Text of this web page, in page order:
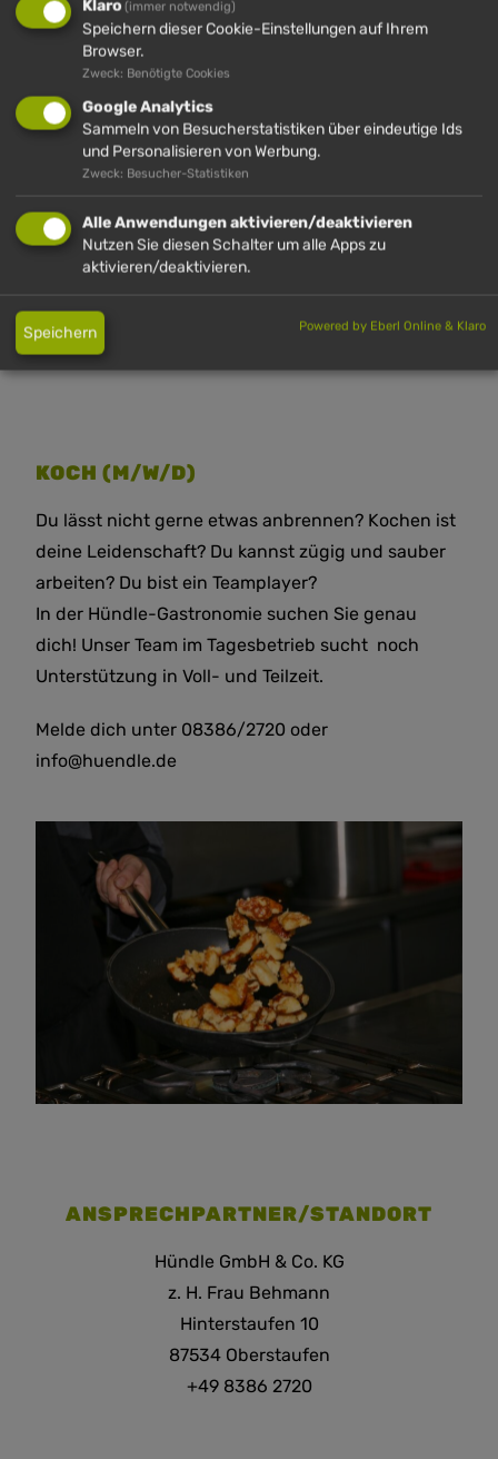
Du hast Spaß im Umgang mit Gästen? Du hilfst
gerne Kindern und allen anderen Gästen die deine
Unterstützung beim Ein- und Ausstieg benötigen?
Du bist in erster Linie für die Abwicklung und
Überwachung des täglichen Betriebes unserer
Seilbahn- und Liftanlagen zuständig. Hast Du Lust
unser Team zu vergrößern?
info@huendle.de
KOCH (M/W/D)
Du lässt nicht gerne etwas anbrennen? Kochen ist
deine Leidenschaft? Du kannst zügig und sauber
arbeiten? Du bist ein Teamplayer?
In der Hündle-Gastronomie suchen Sie genau
dich! Unser Team im Tagesbetrieb sucht noch
Unterstützung in Voll- und Teilzeit.
Melde dich unter 08386/2720 oder
info@huendle.de
ANSPRECHPARTNER/STANDORT
Hündle GmbH & Co. KG
z. H. Frau Behmann
Hinterstaufen 10
87534 Oberstaufen
+49 8386 2720
Klaro (immer notwendig)
Speichern dieser Cookie-Einstellungen auf Ihrem
Browser.
Zweck: Benötigte Cookies
Google Analytics
Sammeln von Besucherstatistiken über eindeutige Ids
und Personalisieren von Werbung.
Zweck: Besucher-Statistiken
Alle Anwendungen aktivieren/deaktivieren
Nutzen Sie diesen Schalter um alle Apps zu
aktivieren/deaktivieren.
Speichern Powered by Eberl Online & Klaro